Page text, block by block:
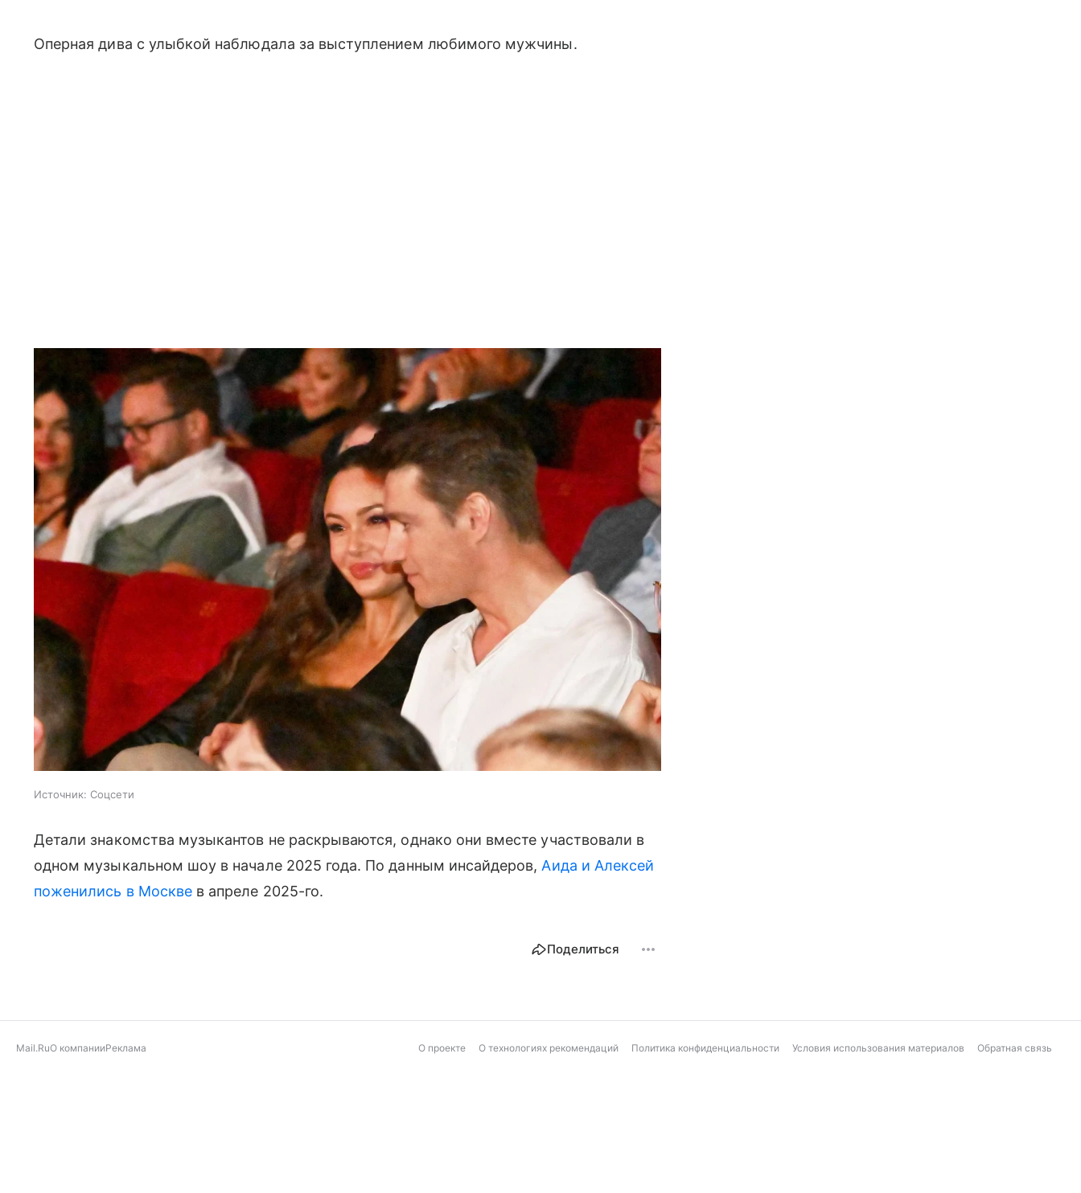
Оперная дива с улыбкой наблюдала за выступлением любимого мужчины.
Источник: Соцсети
Детали знакомства музыкантов не раскрываются, однако они вместе участвовали в
одном музыкальном шоу в начале 2025 года. По данным инсайдеров, Аида и Алексей
поженились в Москве в апреле 2025-го.
Поделиться
Mail.RuО компанииРеклама О проекте О технологиях рекомендаций Политика конфиденциальности Условия использования материалов Обратная связь